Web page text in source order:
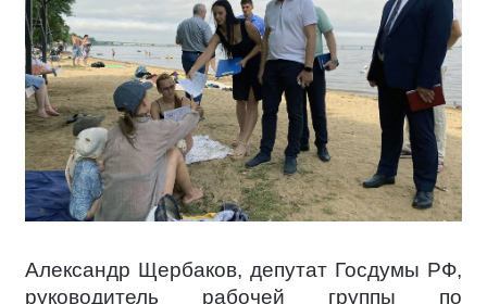
Александр Щербаков, депутат Госдумы РФ,
руководитель рабочей группы по